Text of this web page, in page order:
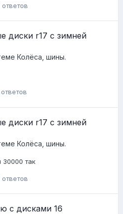
ответов
диски r17 с зимней
Колёса, шины.
диски r17 с зимней
Колёса, шины.
30000 так
ответов
с дисками 16